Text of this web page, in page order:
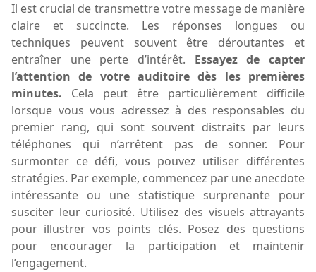
Il est crucial de transmettre votre message de manière
claire et succincte. Les réponses longues ou
techniques peuvent souvent être déroutantes et
entraîner une perte d’intérêt. Essayezde capter
l’attention de votre auditoire dès les premières
minutes. Cela peut être particulièrement difficile
lorsque vous vous adressez à des responsables du
premier rang, qui sont souvent distraits par leurs
téléphones qui n’arrêtent pas de sonner. Pour
surmonter ce défi, vous pouvez utiliser différentes
stratégies. Par exemple, commencez par une anecdote
intéressante ou une statistique surprenante pour
susciter leur curiosité. Utilisez des visuels attrayants
pour illustrer vos points clés. Posez des questions
pour encourager la participation et maintenir
l’engagement.